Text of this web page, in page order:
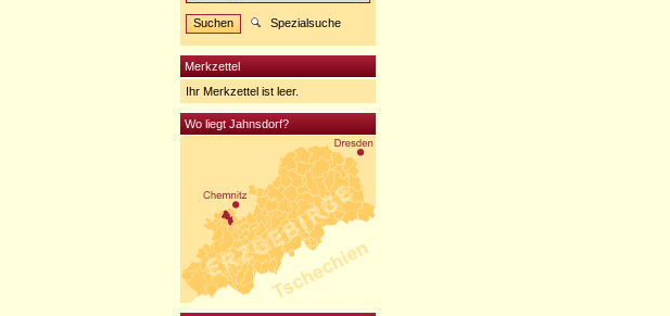
Spezialsuche
Merkzettel
Ihr Merkzettel ist leer.
Wo liegt Jahnsdorf?